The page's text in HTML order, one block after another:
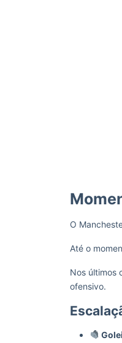
O
Até o
Nos últimos
ofensivo.